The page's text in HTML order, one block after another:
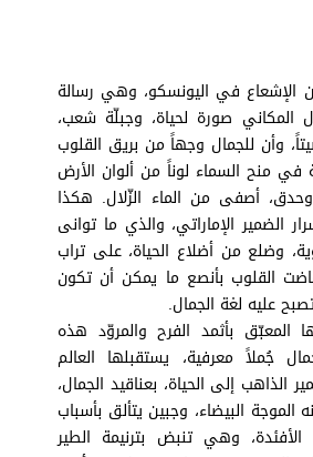
الإشعاع في اليونسكو، وهي رسالة
المكاني صورة لحياة، وجبلّة شعب،
وأن للجمال وجهاً من بريق القلوب
في منح السماء لوناً من ألوان الأرض
أصفى من الماء الزّلال. هكذا
الضمير الإماراتي، والذي ما توانى
وضلع من أضلاع الحياة، على تراب
القلوب بأنصع ما يمكن أن تكون
عليه لغة الجمال.
المعبّق بأثمد الفرح والمروّد هذه
جُملاً معرفية، يستقبلها العالم
الذاهب إلى الحياة، بعناقيد الجمال،
الموجة البيضاء، وجبين يتألق بأسباب
الأفئدة، وهي تنبض بترنيمة الطير